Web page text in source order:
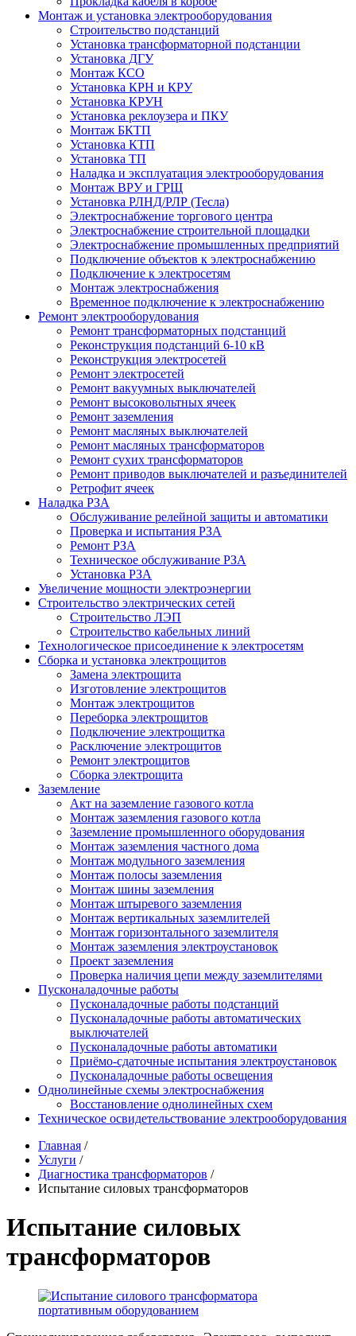
Монтаж и установка электрооборудования
Строительство подстанций
Установка трансформаторной подстанции
Установка ДГУ
Монтаж КСО
Установка КРН и КРУ
Установка КРУН
Установка реклоузера и ПКУ
Монтаж БКТП
Установка КТП
Установка ТП
Наладка и эксплуатация электрооборудования
Монтаж ВРУ и ГРЩ
Установка РЛНД/РЛР (Тесла)
Электроснабжение торгового центра
Электроснабжение строительной площадки
Электроснабжение промышленных предприятий
Подключение объектов к электроснабжению
Подключение к электросетям
Монтаж электроснабжения
Временное подключение к электроснабжению
Ремонт электрооборудования
Ремонт трансформаторных подстанций
Реконструкция подстанций 6-10 кВ
Реконструкция электросетей
Ремонт электросетей
Ремонт вакуумных выключателей
Ремонт высоковольтных ячеек
Ремонт заземления
Ремонт масляных выключателей
Ремонт масляных трансформаторов
Ремонт сухих трансформаторов
Ремонт приводов выключателей и разъединителей
Ретрофит ячеек
Наладка РЗА
Обслуживание релейной защиты и автоматики
Проверка и испытания РЗА
Ремонт РЗА
Техническое обслуживание РЗА
Установка РЗА
Увеличение мощности электроэнергии
Строительство электрических сетей
Строительство ЛЭП
Строительство кабельных линий
Технологическое присоединение к электросетям
Сборка и установка электрощитов
Замена электрощита
Изготовление электрощитов
Монтаж электрощитов
Переборка электрощитов
Подключение электрощитка
Расключение электрощитов
Ремонт электрощитов
Сборка электрощита
Заземление
Акт на заземление газового котла
Монтаж заземления газового котла
Заземление промышленного оборудования
Монтаж заземления частного дома
Монтаж модульного заземления
Монтаж полосы заземления
Монтаж шины заземления
Монтаж штыревого заземления
Монтаж вертикальных заземлителей
Монтаж горизонтального заземлителя
Монтаж заземления электроустановок
Проект заземления
Проверка наличия цепи между заземлителями
Пусконаладочные работы
Пусконаладочные работы подстанций
Пусконаладочные работы автоматических
выключателей
Пусконаладочные работы автоматики
Приёмо-сдаточные испытания электроустановок
Пусконаладочные работы освещения
Однолинейные схемы электроснабжения
Восстановление однолинейных схем
Техническое освидетельствование электрооборудования
Главная /
Услуги /
Диагностика трансформаторов /
Испытание силовых трансформаторов
Испытание силовых
трансформаторов